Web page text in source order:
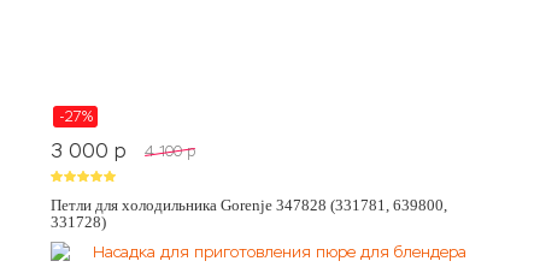
-27%
3 000 p 4 100 p
Петли для холодильника Gorenje 347828 (331781, 639800,
331728)